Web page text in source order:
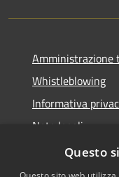
Amministrazione
Whistleblowing
Informativa
Note legali
Dichiarazione di
Questo